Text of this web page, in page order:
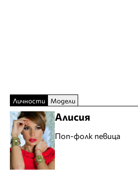
Личности Модели
Алисия
Поп-фолк певица